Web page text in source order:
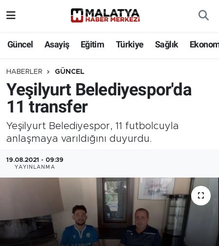
Güncel Asayiş Eğitim Türkiye Sağlık
HABERLER GÜNCEL
Yeşilyurt Belediyespor'da
11 transfer
Yeşilyurt Belediyespor, 11 futbolcuyla
anlaşmaya varıldığını duyurdu.
19.08.2021 - 09:39
YAYINLANMA
Eğitim
Türkiye
Sağlık
Ekonomi
Güncel
Teknoloji
İş İlanları